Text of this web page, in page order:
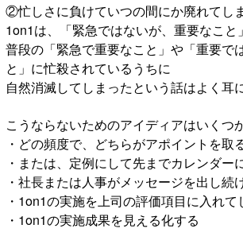
②忙しさに負けていつの間にか廃れてし
1on1は、「緊急ではないが、重要なこと
普段の「緊急で重要なこと」や「重要で
と」に忙殺されているうちに
自然消滅してしまったという話はよく耳
こうならないためのアイディアはいくつ
・どの頻度で、どちらがアポイントを取
・または、定例にして先までカレンダー
・社長または人事がメッセージを出し続
・1on1の実施を上司の評価項目に入れて
・1on1の実施成果を見える化する